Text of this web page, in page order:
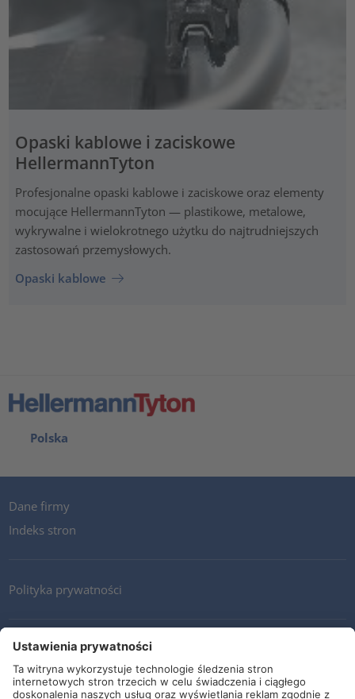
Opaski kablowe i zaciskowe
HellermannTyton
Profesjonalne opaski kablowe i zaciskowe oraz elementy
mocujące HellermannTyton — plastikowe, metalowe,
wykrywalne i wielokrotnego użytku do najtrudniejszych
zastosowań przemysłowych.
Opaski kablowe
Polska
Dane firmy
Indeks stron
Polityka prywatności
Kontakt